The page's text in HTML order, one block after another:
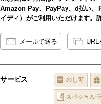
Amazon Pay、PayPay、d払い、
イディ）がご利用いただけます。
メールで送る URL
サービス のし可
スペシャル